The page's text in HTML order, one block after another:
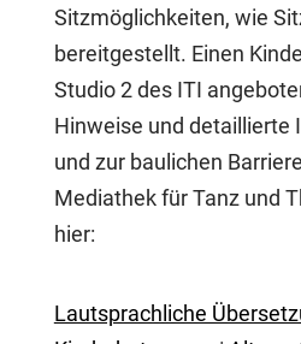
Sitzmöglichkeiten, wie
bereitgestellt. Einen
Studio 2 des ITI
Hinweise und detaillierte
und zur baulichen
Mediathek für Tanz und
hier:
Lautsprachliche